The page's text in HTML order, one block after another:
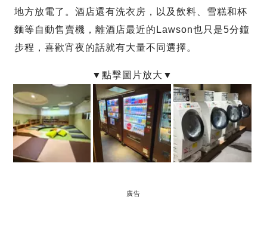
地方放電了。酒店還有洗衣房，以及飲料、雪糕和杯
麵等自動售賣機，離酒店最近的Lawson也只是5分鐘
步程，喜歡宵夜的話就有大量不同選擇。
廣告